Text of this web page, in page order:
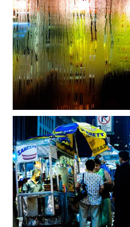
07_fran_simo_0031_000009_film-
justPictures-Street-photography-
toReview.es.jpg
09_fran_simo_0037_DSCN2030.e
s.jpg